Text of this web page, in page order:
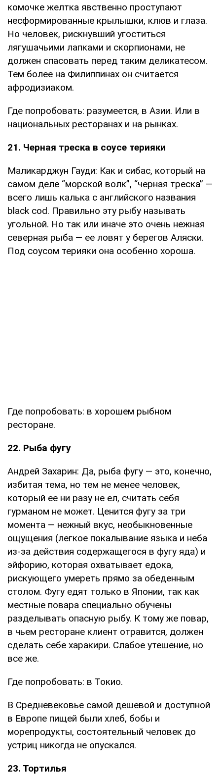
комочке желтка явственно проступают
несформированные крылышки, клюв и глаза.
Но человек, рискнувший угоститься
лягушачьими лапками и скорпионами, не
должен спасовать перед таким деликатесом.
Тем более на Филиппинах он считается
афродизиаком.
Где попробовать: разумеется, в Азии. Или в
национальных ресторанах и на рынках.
21. Черная треска в соусе терияки
Маликарджун Гауди: Как и сибас, который на
самом деле “морской волк”, “черная треска” —
всего лишь калька с английского названия
black cod. Правильно эту рыбу называть
угольной. Но так или иначе это очень нежная
северная рыба — ее ловят у берегов Аляски.
Под соусом терияки она особенно хороша.
Где попробовать: в хорошем рыбном
ресторане.
22. Рыба фугу
Андрей Захарин: Да, рыба фугу — это, конечно,
избитая тема, но тем не менее человек,
который ее ни разу не ел, считать себя
гурманом не может. Ценится фугу за три
момента — нежный вкус, необыкновенные
ощущения (легкое покалывание языка и неба
из-за действия содержащегося в фугу яда) и
эйфорию, которая охватывает едока,
рискующего умереть прямо за обеденным
столом. Фугу едят только в Японии, так как
местные повара специально обучены
разделывать опасную рыбу. К тому же повар,
в чьем ресторане клиент отравится, должен
сделать себе харакири. Слабое утешение, но
все же.
Где попробовать: в Токио.
В Средневековье самой дешевой и доступной
в Европе пищей были хлеб, бобы и
морепродукты, состоятельный человек до
устриц никогда не опускался.
23. Тортилья